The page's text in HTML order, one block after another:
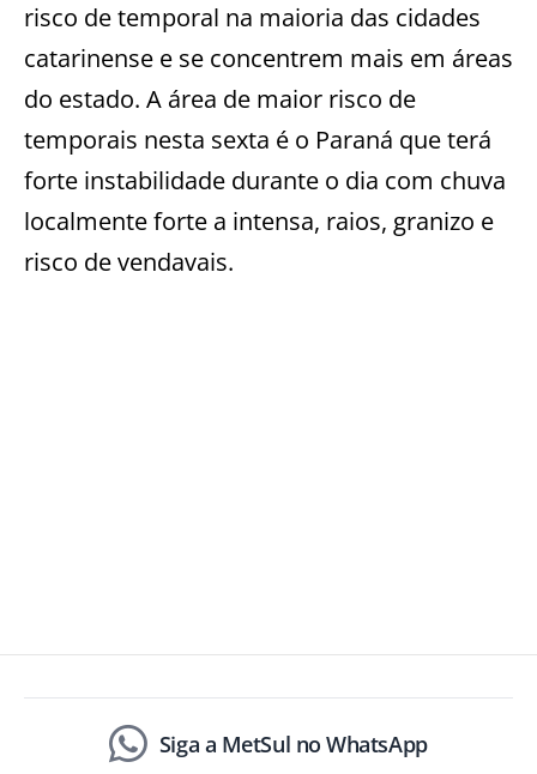
risco de temporal na maioria das cidades
catarinense e se concentrem mais em áreas
do estado. A área de maior risco de
temporais nesta sexta é o Paraná que terá
forte instabilidade durante o dia com chuva
localmente forte a intensa, raios, granizo e
risco de vendavais.
Siga a MetSul no WhatsApp